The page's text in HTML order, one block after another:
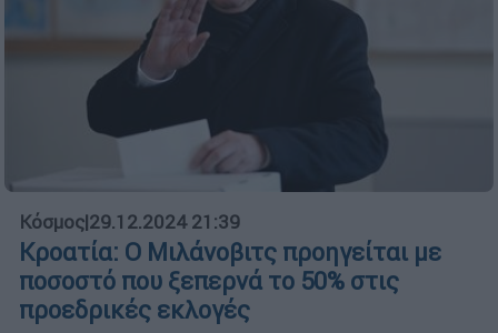
Κόσμος|29.12.2024 21:39
Κροατία: Ο Μιλάνοβιτς προηγείται με
ποσοστό που ξεπερνά το 50% στις
προεδρικές εκλογές